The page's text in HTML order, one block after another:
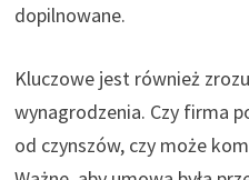
dopilnowane.
Kluczowe jest również
wynagrodzenia. Czy firma
od czynszów, czy może